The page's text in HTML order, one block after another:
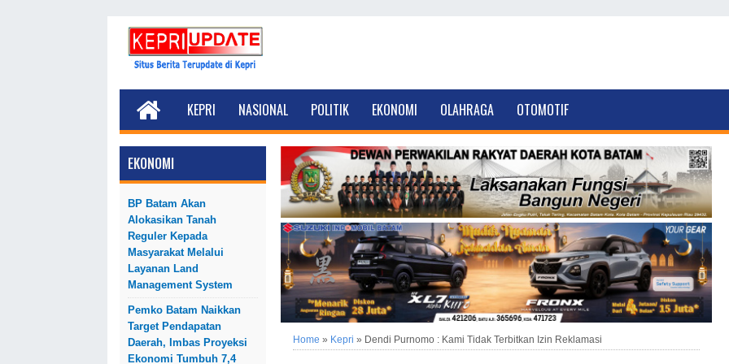
KEPRI NASIONAL POLITIK EKONOMI OLAHRAGA OTOMOTIF
EKONOMI
BP Batam Akan
Alokasikan Tanah
Reguler Kepada
Masyarakat Melalui
Layanan Land
Management System
Pemko Batam Naikkan
Target Pendapatan
Daerah, Imbas Proyeksi
Ekonomi Tumbuh 7,4
Home » Kepri » Dendi Purnomo : Kami Tidak Terbitkan Izin Reklamasi